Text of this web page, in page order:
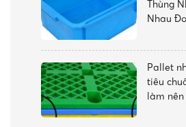
Thùng
Nhau
Pallet
tiêu
làm